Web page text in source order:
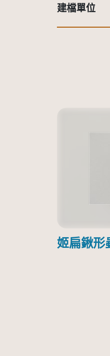
建檔單位
姬扁鍬形